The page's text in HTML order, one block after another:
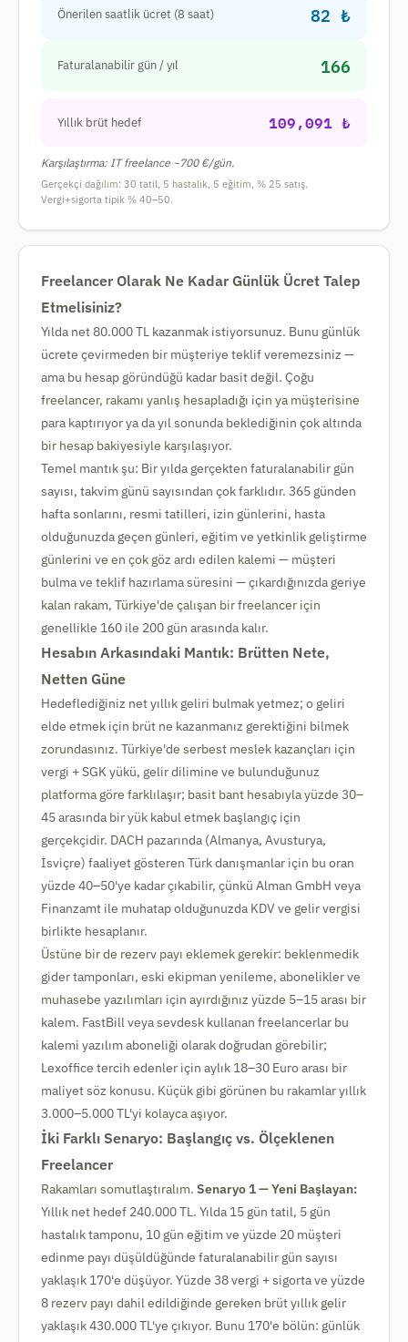
Önerilen saatlik ücret (8 saat) 82 ₺
Faturalanabilir gün / yıl 166
Yıllık brüt hedef 109,091 ₺
Karşılaştırma: IT freelance ~700 €/gün.
Gerçekçi dağılım: 30 tatil, 5 hastalık, 5 eğitim, % 25 satış.
Vergi+sigorta tipik % 40–50.
Freelancer Olarak Ne Kadar Günlük Ücret Talep
Etmelisiniz?
Yılda net 80.000 TL kazanmak istiyorsunuz. Bunu günlük
ücrete çevirmeden bir müşteriye teklif veremezsiniz —
ama bu hesap göründüğü kadar basit değil. Çoğu
freelancer, rakamı yanlış hesapladığı için ya müşterisine
para kaptırıyor ya da yıl sonunda beklediğinin çok altında
bir hesap bakiyesiyle karşılaşıyor.
Temel mantık şu: Bir yılda gerçekten faturalanabilir gün
sayısı, takvim günü sayısından çok farklıdır. 365 günden
hafta sonlarını, resmi tatilleri, izin günlerini, hasta
olduğunuzda geçen günleri, eğitim ve yetkinlik geliştirme
günlerini ve en çok göz ardı edilen kalemi — müşteri
bulma ve teklif hazırlama süresini — çıkardığınızda geriye
kalan rakam, Türkiye'de çalışan bir freelancer için
genellikle 160 ile 200 gün arasında kalır.
Hesabın Arkasındaki Mantık: Brütten Nete,
Netten Güne
Hedeflediğiniz net yıllık geliri bulmak yetmez; o geliri
elde etmek için brüt ne kazanmanız gerektiğini bilmek
zorundasınız. Türkiye'de serbest meslek kazançları için
vergi + SGK yükü, gelir dilimine ve bulunduğunuz
platforma göre farklılaşır; basit bant hesabıyla yüzde 30–
45 arasında bir yük kabul etmek başlangıç için
gerçekçidir. DACH pazarında (Almanya, Avusturya,
İsviçre) faaliyet gösteren Türk danışmanlar için bu oran
yüzde 40–50'ye kadar çıkabilir, çünkü Alman GmbH veya
Finanzamt ile muhatap olduğunuzda KDV ve gelir vergisi
birlikte hesaplanır.
Üstüne bir de rezerv payı eklemek gerekir: beklenmedik
gider tamponları, eski ekipman yenileme, abonelikler ve
muhasebe yazılımları için ayırdığınız yüzde 5–15 arası bir
kalem. FastBill veya sevdesk kullanan freelancerlar bu
kalemi yazılım aboneliği olarak doğrudan görebilir;
Lexoffice tercih edenler için aylık 18–30 Euro arası bir
maliyet söz konusu. Küçük gibi görünen bu rakamlar yıllık
3.000–5.000 TL'yi kolayca aşıyor.
İki Farklı Senaryo: Başlangıç vs. Ölçeklenen
Freelancer
Rakamları somutlaştıralım. Senaryo 1 — Yeni Başlayan:
Yıllık net hedef 240.000 TL. Yılda 15 gün tatil, 5 gün
hastalık tamponu, 10 gün eğitim ve yüzde 20 müşteri
edinme payı düşüldüğünde faturalanabilir gün sayısı
yaklaşık 170'e düşüyor. Yüzde 38 vergi + sigorta ve yüzde
8 rezerv payı dahil edildiğinde gereken brüt yıllık gelir
yaklaşık 430.000 TL'ye çıkıyor. Bunu 170'e bölün: günlük